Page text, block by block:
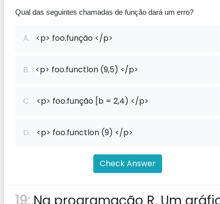
Qual das seguintes chamadas de função dará um erro?
A. <p> foo.função </p>
B. <p> foo.functlon (9,5) </p>
C. <p> foo.função [b = 2,4) </p>
D. <p> foo.functlon (9) </p>
Check Answer